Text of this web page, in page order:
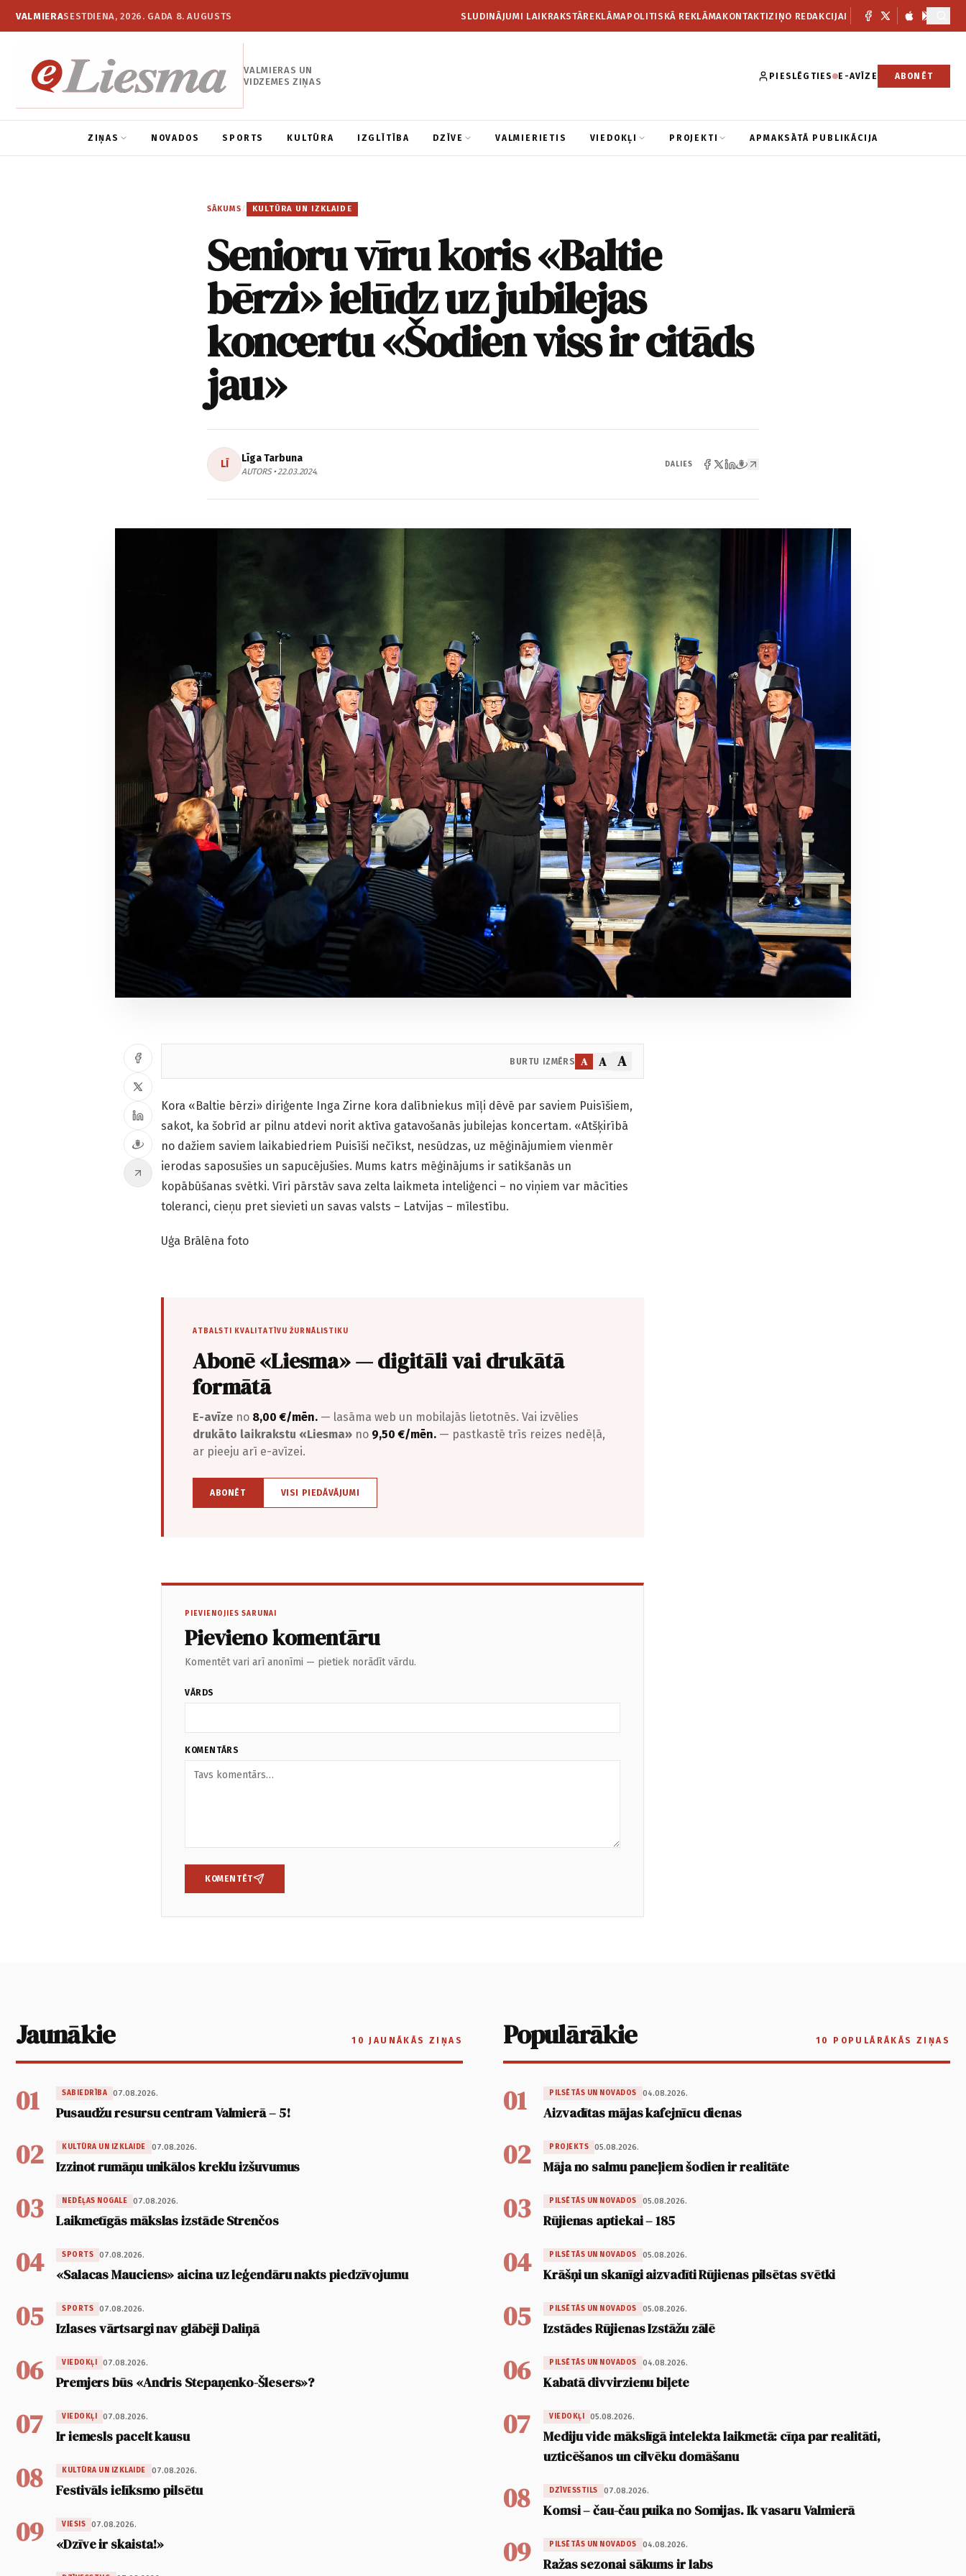
VALMIERASESTDIENA, 2026. GADA 8. AUGUSTS SLUDINĀJUMI LAIKRAKSTĀREKLĀMAPOLITISKĀ REKLĀMAKONTAKTIZIŅO REDAKCIJAI
VALMIERAS UN
VIDZEMES ZIŅAS
PIESLĒGTIES E-AVĪZE ABONĒT
ZIŅAS NOVADOS SPORTS KULTŪRA IZGLĪTĪBA DZĪVE VALMIERIETIS VIEDOKĻI PROJEKTI APMAKSĀTĀ PUBLIKĀCIJA
SĀKUMS / KULTŪRA UN IZKLAIDE
Senioru vīru koris «Baltie
bērzi» ielūdz uz jubilejas
koncertu «Šodien viss ir citāds
jau»
LĪ Līga Tarbuna
AUTORS • 22.03.2024.
DALIES
BURTU IZMĒRS A A A
Kora «Baltie bērzi» diriģente Inga Zirne kora dalībniekus mīļi dēvē par saviem Puisīšiem,
sakot, ka šobrīd ar pilnu atdevi norit aktīva gatavošanās jubilejas koncertam. «Atšķirībā
no dažiem saviem laikabiedriem Puisīši nečīkst, nesūdzas, uz mēģinājumiem vienmēr
ierodas saposušies un sapucējušies. Mums katrs mēģinājums ir satikšanās un
kopābūšanas svētki. Vīri pārstāv sava zelta laikmeta inteliģenci – no viņiem var mācīties
toleranci, cieņu pret sievieti un savas valsts – Latvijas – mīlestību.
Uģa Brālēna foto
ATBALSTI KVALITATĪVU ŽURNĀLISTIKU
Abonē «Liesma» — digitāli vai drukātā
formātā
E-avīze no 8,00 €/mēn. — lasāma web un mobilajās lietotnēs. Vai izvēlies
drukāto laikrakstu «Liesma» no 9,50 €/mēn. — pastkastē trīs reizes nedēļā,
ar pieeju arī e-avīzei.
ABONĒT VISI PIEDĀVĀJUMI
PIEVIENOJIES SARUNAI
Pievieno komentāru
Komentēt vari arī anonīmi — pietiek norādīt vārdu.
VĀRDS
KOMENTĀRS
KOMENTĒT
Jaunākie 10 JAUNĀKĀS ZIŅAS
01 SABIEDRĪBA 07.08.2026.
Pusaudžu resursu centram Valmierā – 5!
02 KULTŪRA UN IZKLAIDE 07.08.2026.
Izzinot rumāņu unikālos kreklu izšuvumus
03 NEDĒĻAS NOGALE 07.08.2026.
Laikmetīgās mākslas izstāde Strenčos
04 SPORTS 07.08.2026.
«Salacas Mauciens» aicina uz leģendāru nakts piedzīvojumu
05 SPORTS 07.08.2026.
Izlases vārtsargi nav glābēji Daliņā
06 VIEDOKĻI 07.08.2026.
Premjers būs «Andris Stepaņenko-Šlesers»?
07 VIEDOKĻI 07.08.2026.
Ir iemesls pacelt kausu
08 KULTŪRA UN IZKLAIDE 07.08.2026.
Festivāls ielīksmo pilsētu
09 VIESIS 07.08.2026.
«Dzīve ir skaista!»
Populārākie 10 POPULĀRĀKĀS ZIŅAS
01 PILSĒTĀS UN NOVADOS 04.08.2026.
Aizvadītas mājas kafejnīcu dienas
02 PROJEKTS 05.08.2026.
Māja no salmu paneļiem šodien ir realitāte
03 PILSĒTĀS UN NOVADOS 05.08.2026.
Rūjienas aptiekai – 185
04 PILSĒTĀS UN NOVADOS 05.08.2026.
Krāšņi un skanīgi aizvadīti Rūjienas pilsētas svētki
05 PILSĒTĀS UN NOVADOS 05.08.2026.
Izstādes Rūjienas Izstāžu zālē
06 PILSĒTĀS UN NOVADOS 04.08.2026.
Kabatā divvirzienu biļete
07 VIEDOKĻI 05.08.2026.
Mediju vide mākslīgā intelekta laikmetā: cīņa par realitāti,
uzticēšanos un cilvēku domāšanu
08 DZĪVESSTILS 07.08.2026.
Komsi – čau-čau puika no Somijas. Ik vasaru Valmierā
09 PILSĒTĀS UN NOVADOS 04.08.2026.
Ražas sezonai sākums ir labs